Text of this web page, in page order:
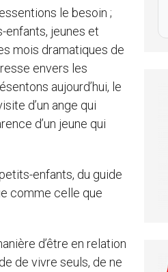
le besoin ;
enfants, jeunes et
mois dramatiques de
envers les
aujourd’hui, le
d’un ange qui
d’un jeune qui
enfants, du guide
comme celle que
d’être en relation
de vivre seuls, de ne